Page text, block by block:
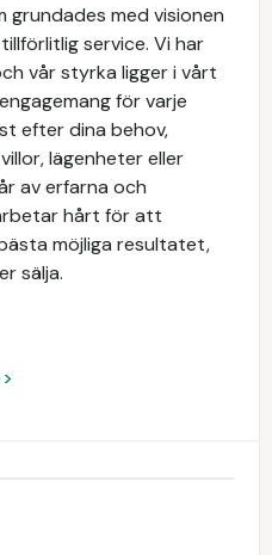
grundades med visionen
service. Vi har
vår styrka ligger i vårt
för varje
efter dina behov,
lägenheter eller
av erfarna och
hårt för att
möjliga resultatet,
sälja.